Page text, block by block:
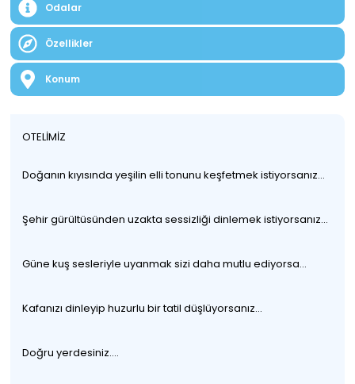
Odalar
Özellikler
Konum
OTELİMİZ
Doğanın kıyısında yeşilin elli tonunu keşfetmek istiyorsanız…
Şehir gürültüsünden uzakta sessizliği dinlemek istiyorsanız…
Güne kuş sesleriyle uyanmak sizi daha mutlu ediyorsa…
Kafanızı dinleyip huzurlu bir tatil düşlüyorsanız…
Doğru yerdesiniz....